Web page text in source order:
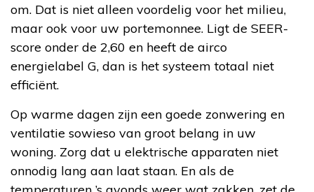
om. Dat is niet alleen voordelig voor het milieu,
maar ook voor uw portemonnee. Ligt de SEER-
score onder de 2,60 en heeft de airco
energielabel G, dan is het systeem totaal niet
efficiënt.
Op warme dagen zijn een goede zonwering en
ventilatie sowieso van groot belang in uw
woning. Zorg dat u elektrische apparaten niet
onnodig lang aan laat staan. En als de